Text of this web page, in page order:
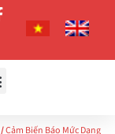
/Cảm Biến Báo Mức Dạng